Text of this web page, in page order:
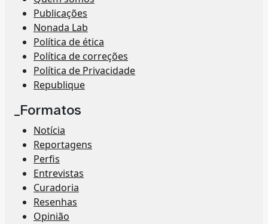
Publicações
Nonada Lab
Política de ética
Política de correções
Política de Privacidade
Republique
_Formatos
Notícia
Reportagens
Perfis
Entrevistas
Curadoria
Resenhas
Opinião